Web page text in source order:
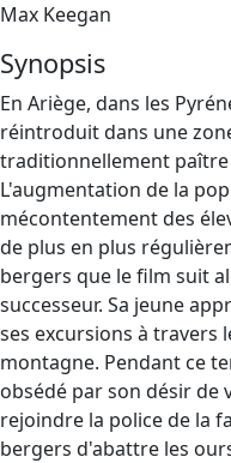
Max Keegan
Synopsis
En Ariège, dans les
réintroduit dans une
traditionnellement
L'augmentation de la
mécontentement des
de plus en plus
bergers que le film suit
successeur. Sa jeune
ses excursions à travers
montagne. Pendant ce
obsédé par son désir de
rejoindre la police de la
bergers d'abattre les